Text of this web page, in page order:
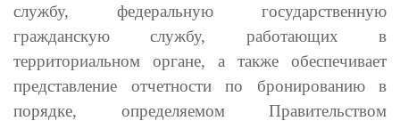
службу, федеральную государственную
гражданскую службу, работающих в
территориальном органе, а также обеспечивает
представление отчетности по бронированию в
порядке, определяемом Правительством